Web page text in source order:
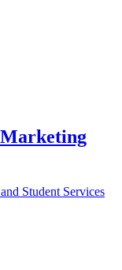
Student Services